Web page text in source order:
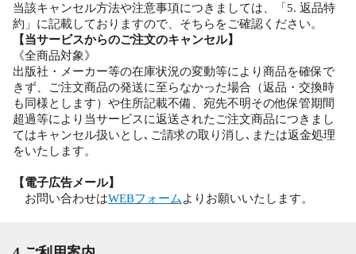
当該キャンセル方法や注意事項につきましては、「5. 返品特
約」に記載しておりますので、そちらをご確認ください。
【当サービスからのご注文のキャンセル】
《全商品対象》
出版社・メーカー等の在庫状況の変動等により商品を確保で
きず、ご注文商品の発送に至らなかった場合（返品・交換時
も同様とします）や住所記載不備、宛先不明その他保管期間
超過等により当サービスに返送されたご注文商品につきまし
てはキャンセル扱いとし､ご請求の取り消し､または返金処理
をいたします。
【電子広告メール】
お問い合わせはWEBフォームよりお願いいたします。